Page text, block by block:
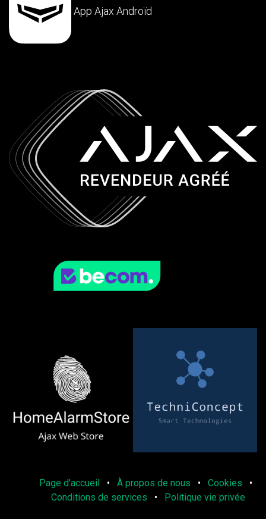
App Ajax Androïd
Page d'accueil • À propos de nous • Cookies
•
Conditions de services
• Politique vie privée